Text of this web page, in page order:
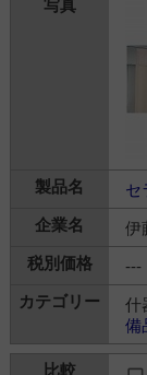
セ
伊
---
什
備